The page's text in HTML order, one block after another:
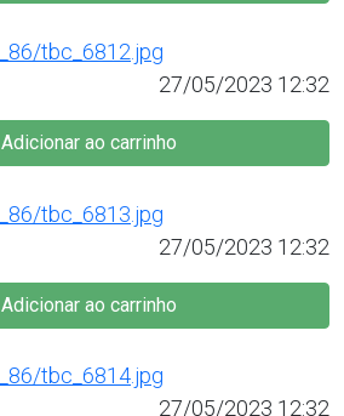
27/05/2023 12:32
Adicionar ao carrinho
27/05/2023 12:32
Adicionar ao carrinho
27/05/2023 12:32